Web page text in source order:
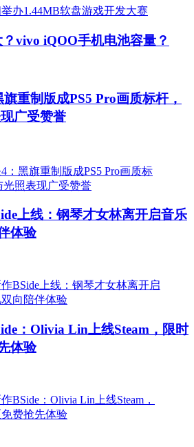
vivo iQOO手机电池容量？
重制版成PS5 Pro画质标杆，
广受赞誉
上线：钢琴才女林离开启音乐
体验
：Olivia Lin上线Steam，限时
体验